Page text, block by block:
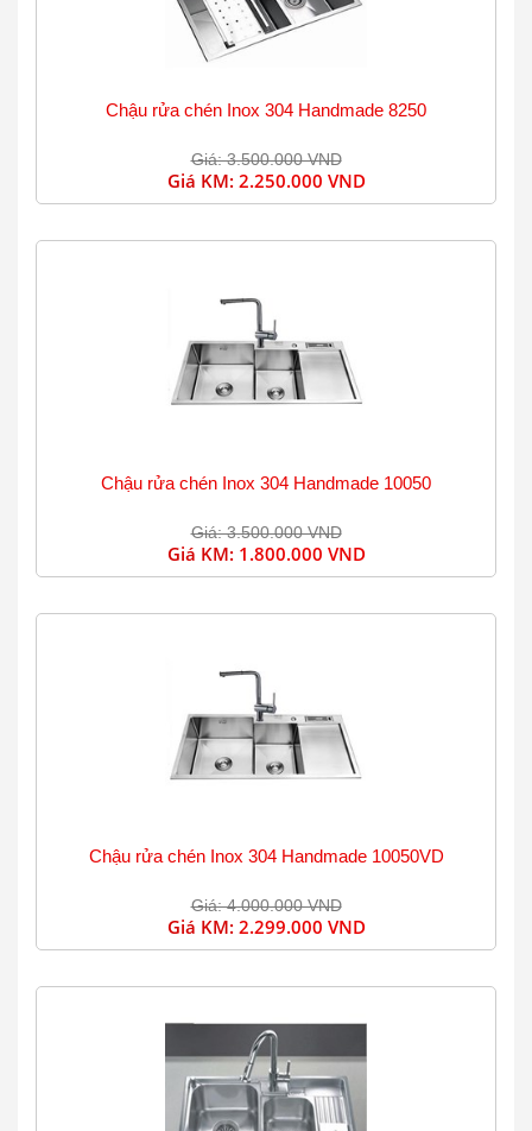
Chậu rửa chén Inox 304 Handmade 8250
Giá: 3.500.000 VND
Giá KM: 2.250.000 VND
Chậu rửa chén Inox 304 Handmade 10050
Giá: 3.500.000 VND
Giá KM: 1.800.000 VND
Chậu rửa chén Inox 304 Handmade 10050VD
Giá: 4.000.000 VND
Giá KM: 2.299.000 VND